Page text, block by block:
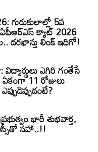
గురుకులాల్లో 5వ
క్యాట్‌ 2026
దరఖాస్తు లింక్‌ ఇదిగో!
ఎగిరి గంతేసే
11 రోజులు
భారీ శుభవార్త,
సహా..!!